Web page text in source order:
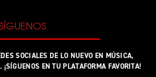
SOCIALES DE LO NUEVO EN MÚSICA,
EN TU PLATAFORMA FAVORITA!